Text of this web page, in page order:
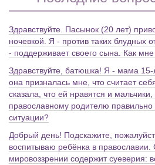
Здравствуйте. Пасынок (20 лет)
ночевкой. Я - против таких блудных
- поддерживает своего сына. Как
Здравствуйте, батюшка! Я - мама
она призналась мне, что считает
сказала, что ей нравятся и
православному родителю правильно
ситуации?
Добрый день! Подскажите,
воспитываю ребёнка в православии.
мировоззрении содержит суеверия: